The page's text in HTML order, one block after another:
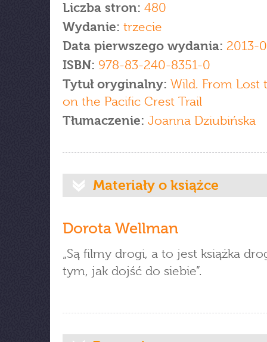
Liczba stron: 480
Wydanie: trzecie
Data pierwszego wydania: 2013-
ISBN: 978-83-240-8351-0
Tytuł oryginalny: Wild. From Lost
on the Pacific Crest Trail
Tłumaczenie: Joanna Dziubińska
Materiały o książce
Dorota Wellman
„Są filmy drogi, a to jest książka
tym, jak dojść do siebie”.